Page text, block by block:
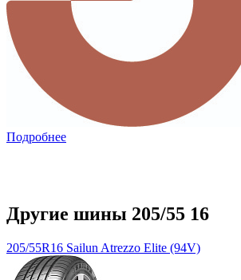
Подробнее
Другие шины 205/55 16
205/55R16 Sailun Atrezzo Elite (94V)